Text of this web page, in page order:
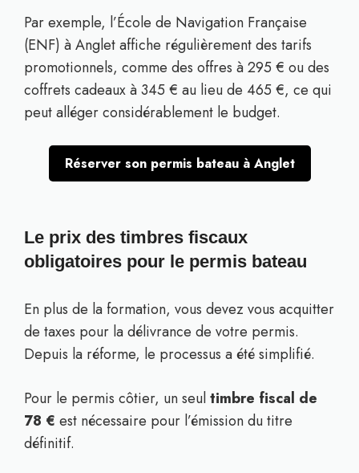
Par exemple, l’École de Navigation Française
(ENF) à Anglet affiche régulièrement des tarifs
promotionnels, comme des offres à 295 € ou des
coffrets cadeaux à 345 € au lieu de 465 €, ce qui
peut alléger considérablement le budget.
Réserver son permis bateau à Anglet
Le prix des timbres fiscaux
obligatoires pour le permis bateau
En plus de la formation, vous devez vous acquitter
de taxes pour la délivrance de votre permis.
Depuis la réforme, le processus a été simplifié.
Pour le permis côtier, un seultimbre fiscal de
78 € est nécessaire pour l’émission du titre
définitif.